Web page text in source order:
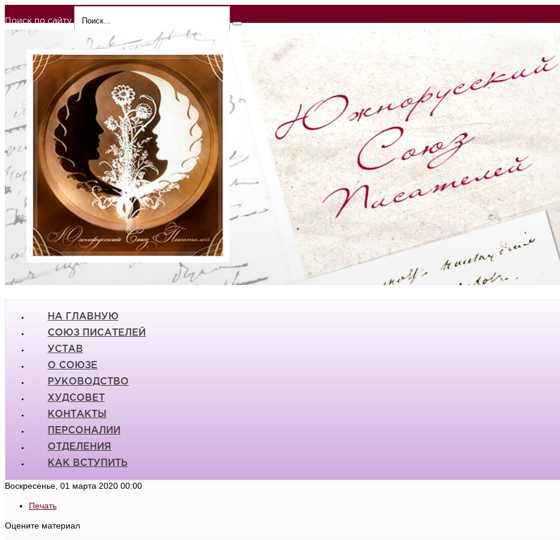
Поиск по сайту
НА ГЛАВНУЮ
СОЮЗ ПИСАТЕЛЕЙ
УСТАВ
О СОЮЗЕ
РУКОВОДСТВО
ХУДСОВЕТ
КОНТАКТЫ
ПЕРСОНАЛИИ
ОТДЕЛЕНИЯ
КАК ВСТУПИТЬ
Воскресенье, 01 марта 2020 00:00
Печать
Оцените материал